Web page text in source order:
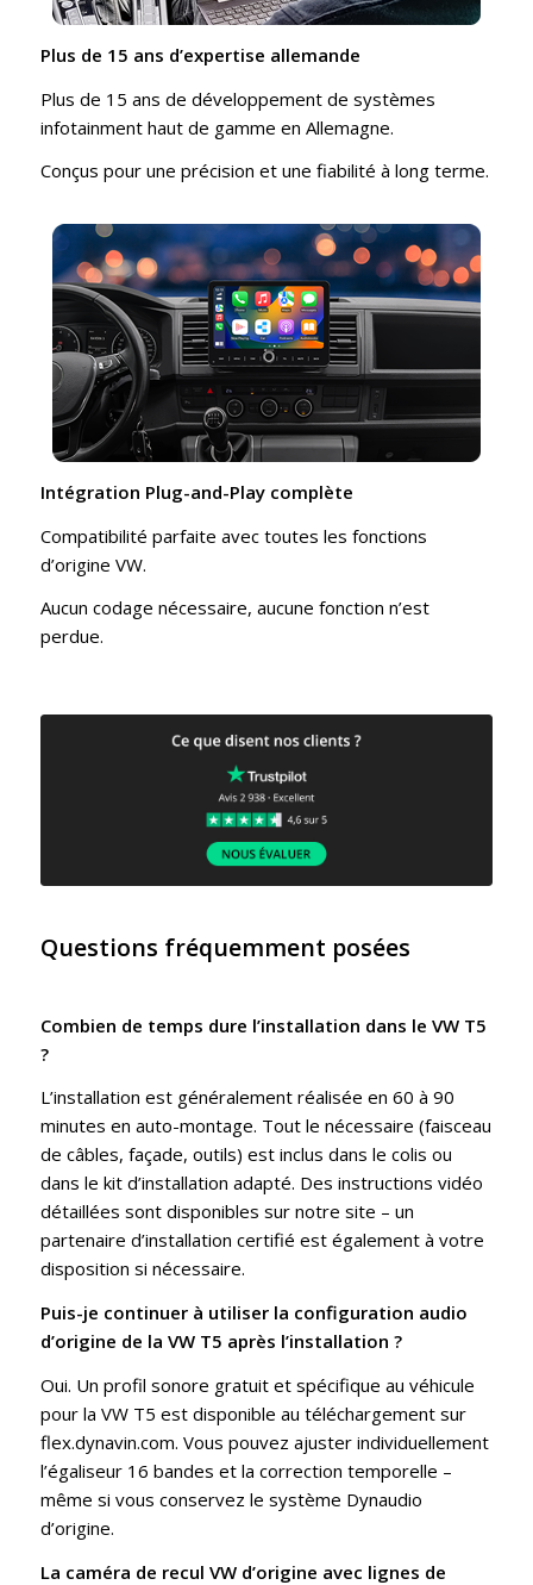
Plus de 15 ans d’expertise allemande
Plus de 15 ans de développement de systèmes
infotainment haut de gamme en Allemagne.
Conçus pour une précision et une fiabilité à long terme.
Intégration Plug-and-Play complète
Compatibilité parfaite avec toutes les fonctions
d’origine VW.
Aucun codage nécessaire, aucune fonction n’est
perdue.
Questions fréquemment posées
Combien de temps dure l’installation dans le VW T5
?
L’installation est généralement réalisée en 60 à 90
minutes en auto-montage. Tout le nécessaire (faisceau
de câbles, façade, outils) est inclus dans le colis ou
dans le kit d’installation adapté. Des instructions vidéo
détaillées sont disponibles sur notre site – un
partenaire d’installation certifié est également à votre
disposition si nécessaire.
Puis-je continuer à utiliser la configuration audio
d’origine de la VW T5 après l’installation ?
Oui. Un profil sonore gratuit et spécifique au véhicule
pour la VW T5 est disponible au téléchargement sur
flex.dynavin.com. Vous pouvez ajuster individuellement
l’égaliseur 16 bandes et la correction temporelle –
même si vous conservez le système Dynaudio
d’origine.
La caméra de recul VW d’origine avec lignes de